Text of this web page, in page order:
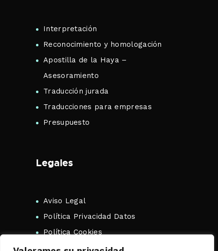
Interpretación
Reconocimiento y homologación
Apostilla de la Haya –
Asesoramiento
Traducción jurada
Traducciones para empresas
Presupuesto
Legales
Aviso Legal
Política Privacidad Datos
Política Cookies